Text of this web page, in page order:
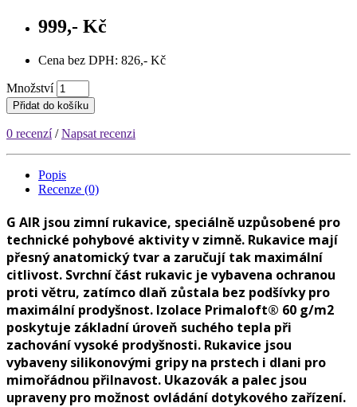
999,- Kč
Cena bez DPH: 826,- Kč
Množství
Přidat do košíku
0 recenzí/Napsat recenzi
Popis
Recenze (0)
G AIR jsou zimní rukavice, speciálně uzpůsobené pro
technické pohybové aktivity v zimně. Rukavice mají
přesný anatomický tvar a zaručují tak maximální
citlivost. Svrchní část rukavic je vybavena ochranou
proti větru, zatímco dlaň zůstala bez podšívky pro
maximální prodyšnost. Izolace Primaloft® 60 g/m2
poskytuje základní úroveň suchého tepla při
zachování vysoké prodyšnosti. Rukavice jsou
vybaveny silikonovými gripy na prstech i dlani pro
mimořádnou přilnavost. Ukazovák a palec jsou
upraveny pro možnost ovládání dotykového zařízení.